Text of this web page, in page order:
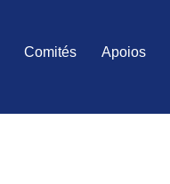
Comités Apoios